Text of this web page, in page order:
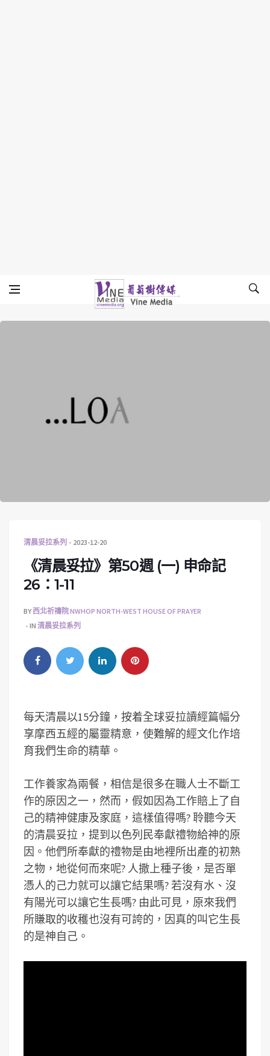
Vine Media
葡萄樹傳媒
清晨妥拉系列 2023-12-20
《清晨妥拉》第50週 (一) 申命記
26：1-11
BY西北祈禱院 NWHOP NORTH-WEST HOUSE OF PRAYER
IN 清晨妥拉系列
每天清晨以15分鐘，按着全球妥拉讀經篇幅分
享摩西五經的屬靈精意，使難解的經文化作培
育我們生命的精華。
工作養家為兩餐，相信是很多在職人士不斷工
作的原因之一，然而，假如因為工作賠上了自
己的精神健康及家庭，這樣值得嗎? 聆聽今天
的清晨妥拉，提到以色列民奉獻禮物給神的原
因。他們所奉獻的禮物是由地裡所出產的初熟
之物，地從何而來呢? 人撒上種子後，是否單
憑人的己力就可以讓它結果嗎? 若沒有水、沒
有陽光可以讓它生長嗎? 由此可見，原來我們
所賺取的收穫也沒有可誇的，因真的叫它生長
的是神自己。